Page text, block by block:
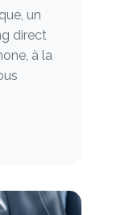
un
direct
à la